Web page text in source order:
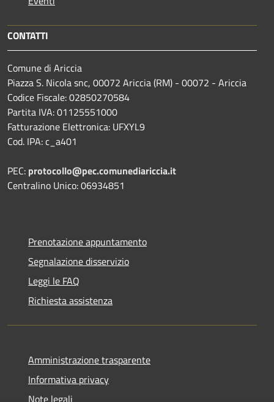
CONTATTI
Comune di Ariccia
Piazza S. Nicola snc, 00072 Ariccia (RM) - 00072 - Ariccia
Codice Fiscale: 02850270584
Partita IVA: 01125551000
Fatturazione Elettronica: UFXYL9
Cod. IPA: c_a401
PEC: protocollo@pec.comunediariccia.it
Centralino Unico: 06934851
Prenotazione appuntamento
Segnalazione disservizio
Leggi le FAQ
Richiesta assistenza
Amministrazione trasparente
Informativa privacy
Note legali